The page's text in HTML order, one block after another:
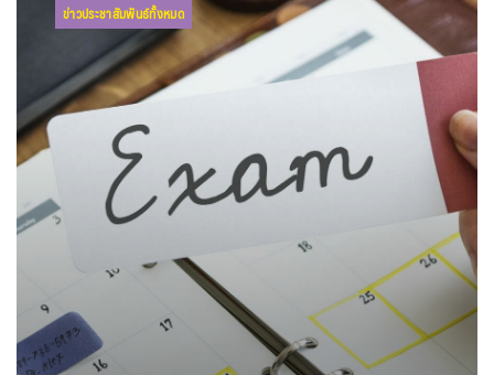
ข่าวประชาสัมพันธ์ทั้งหมด